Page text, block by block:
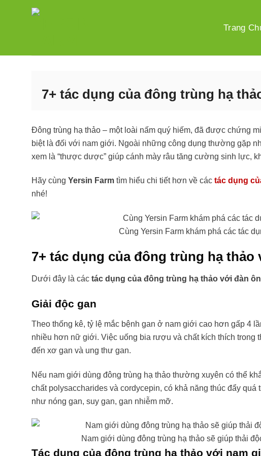
Trang
7+ tác dụng của đông trùng hạ
Đông trùng hạ thảo – một loài nấm quý hiếm, đã được chứng
biệt là đối với nam giới. Ngoài những công dụng thường gặp
xem là “thược dược” giúp cánh mày râu tăng cường sinh lực,
Hãy cùng Yersin Farm tìm hiểu chi tiết hơn về các tác dụng
nhé!
Cùng Yersin Farm khám phá các tác
7+ tác dụng của đông trùng hạ thảo
Dưới đây là các tác dụng của đông trùng hạ thảo với đàn
Giải độc gan
Theo thống kê, tỷ lệ mắc bệnh gan ở nam giới cao hơn gấp 4
nhiều hơn nữ giới. Việc uống bia rượu và chất kích thích trong
đến xơ gan và ung thư gan.
Nếu nam giới dùng đông trùng hạ thảo thường xuyên có thể
chất polysaccharides và cordycepin, có khả năng thúc đẩy
như nóng gan, suy gan, gan nhiễm mỡ.
Nam giới dùng đông trùng hạ thảo sẽ giúp thải
Tác dụng của đông trùng hạ thảo với nam